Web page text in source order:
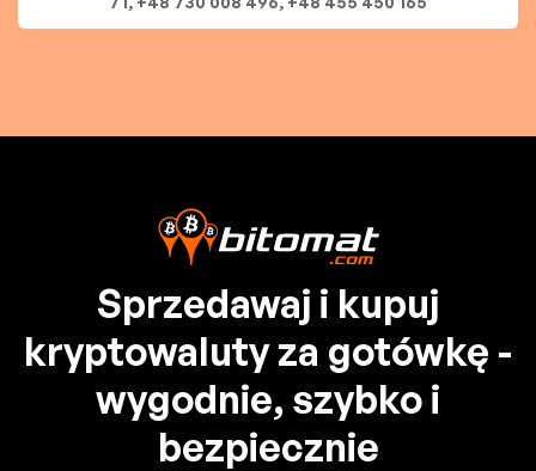
Sprzedawaj i kupuj
kryptowaluty za gotówkę -
wygodnie, szybko i
bezpiecznie